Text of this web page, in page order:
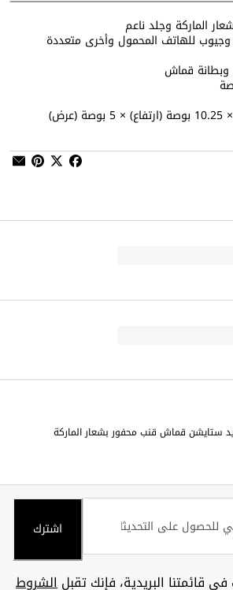
الماركة وجلد ناعم
للهاتف المحمول وأخرى متعددة
قماش
ستايشن قماش قنب محفور بشعار الماركة
اشترك
قائمتنا البريدية، فإنك تقبلالشروط